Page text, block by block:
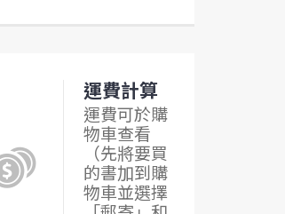
運費計算
運費可於購
物車查看
（先將要買
的書加到購
物車並選擇